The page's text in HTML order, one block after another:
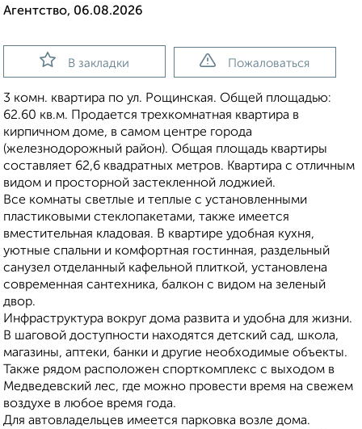
Агентство, 06.08.2026
В закладки Пожаловаться
3 комн. квартира по ул. Рощинская. Общей площадью:
62.60 кв.м. Продается трехкомнатная квартира в
кирпичном доме, в самом центре города
(железнодорожный район). Общая площадь квартиры
составляет 62,6 квадратных метров. Квартира с отличным
видом и просторной застекленной лоджией.
Все комнаты светлые и теплые с установленными
пластиковыми стеклопакетами, также имеется
вместительная кладовая. В квартире удобная кухня,
уютные спальни и комфортная гостинная, раздельный
санузел отделанный кафельной плиткой, установлена
современная сантехника, балкон с видом на зеленый
двор.
Инфраструктура вокруг дома развита и удобна для жизни.
В шаговой доступности находятся детский сад, школа,
магазины, аптеки, банки и другие необходимые объекты.
Также рядом расположен спорткомплекс с выходом в
Медведевский лес, где можно провести время на свежем
воздухе в любое время года.
Для автовладельцев имеется парковка возле дома.